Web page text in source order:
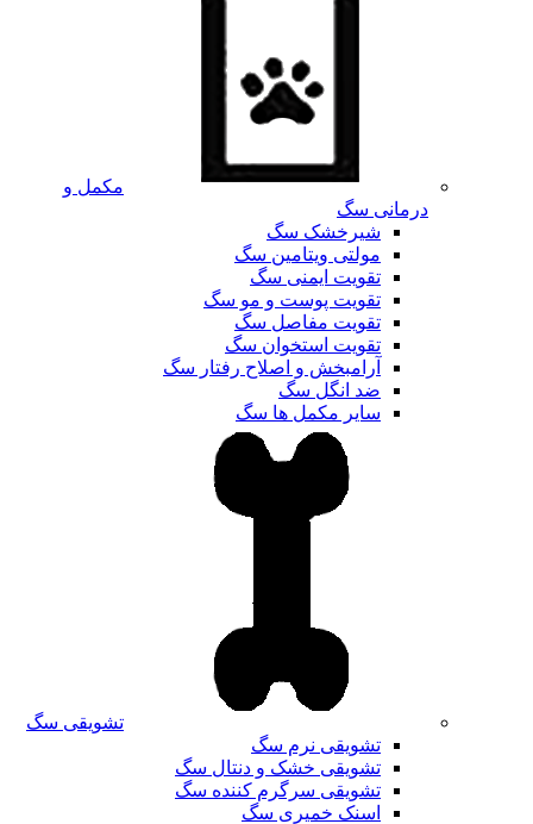
مکمل و
درمانی سگ
شیرخشک سگ
مولتی ویتامین سگ
تقویت ایمنی سگ
تقویت پوست و مو سگ
تقویت مفاصل سگ
تقویت استخوان سگ
آرامبخش و اصلاح رفتار سگ
ضد انگل سگ
سایر مکمل ها سگ
تشویقی سگ
تشویقی نرم سگ
تشویقی خشک و دنتال سگ
تشویقی سرگرم کننده سگ
اسنک خمیری سگ